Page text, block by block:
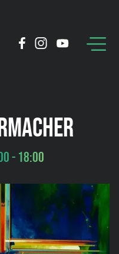
- 18:00